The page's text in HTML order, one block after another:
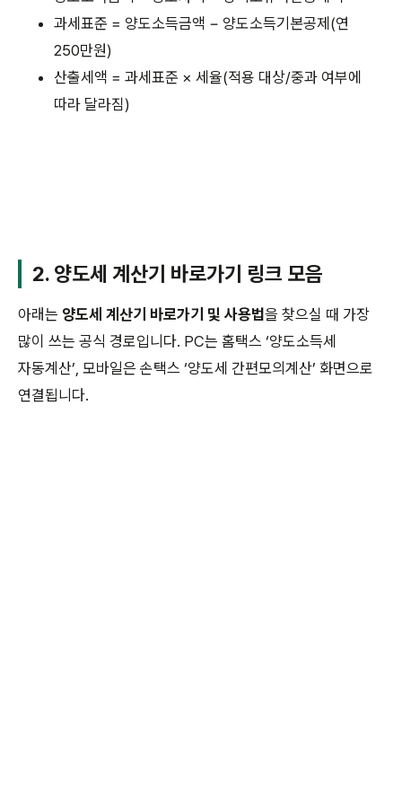
과세표준 = 양도소득금액 − 양도소득기본공제(연
250만원)
산출세액 = 과세표준 × 세율(적용 대상/중과 여부에
따라 달라짐)
2. 양도세 계산기 바로가기 링크 모음
아래는 양도세 계산기 바로가기 및 사용법을 찾으실 때 가장
많이 쓰는 공식 경로입니다. PC는 홈택스 ‘양도소득세
자동계산’, 모바일은 손택스 ‘양도세 간편모의계산’ 화면으로
연결됩니다.